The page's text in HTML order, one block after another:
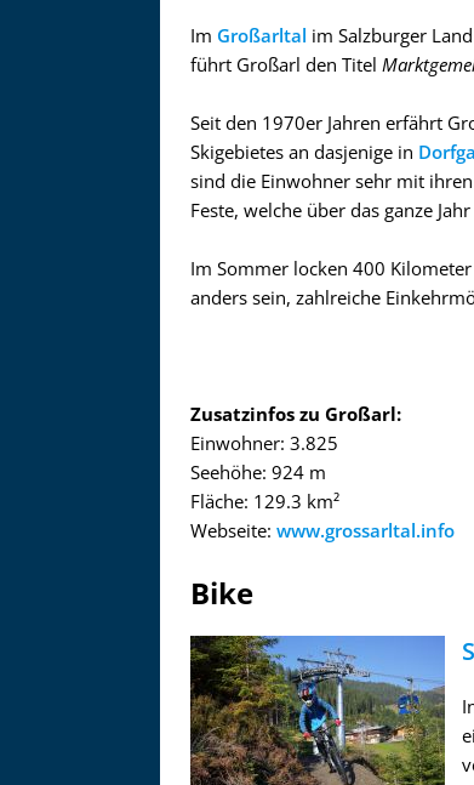
Im Großarltal im Salzburger
führt Großarl den Titel
Seit den 1970er Jahren erfährt
Skigebietes an dasjenige in
sind die Einwohner sehr mit
Feste, welche über das ganze
Im Sommer locken 400
anders sein, zahlreiche
Zusatzinfos zu Großarl:
Einwohner: 3.825
Seehöhe: 924 m
Fläche: 129.3 km²
Webseite: www.grossarltal.info
Bike